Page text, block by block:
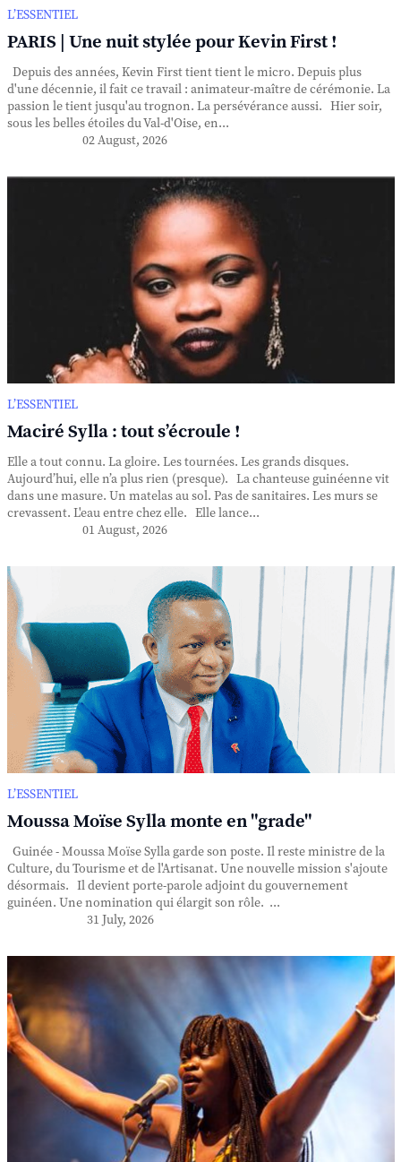
L’ESSENTIEL
PARIS | Une nuit stylée pour Kevin First !
Depuis des années, Kevin First tient tient le micro. Depuis plus
d'une décennie, il fait ce travail : animateur-maître de cérémonie. La
passion le tient jusqu'au trognon. La persévérance aussi. Hier soir,
sous les belles étoiles du Val-d'Oise, en...
02 August, 2026
L’ESSENTIEL
Maciré Sylla : tout s’écroule !
Elle a tout connu. La gloire. Les tournées. Les grands disques.
Aujourd’hui, elle n’a plus rien (presque). La chanteuse guinéenne vit
dans une masure. Un matelas au sol. Pas de sanitaires. Les murs se
crevassent. L'eau entre chez elle. Elle lance...
01 August, 2026
L’ESSENTIEL
Moussa Moïse Sylla monte en "grade"
Guinée - Moussa Moïse Sylla garde son poste. Il reste ministre de la
Culture, du Tourisme et de l'Artisanat. Une nouvelle mission s'ajoute
désormais. Il devient porte-parole adjoint du gouvernement
guinéen. Une nomination qui élargit son rôle. ...
31 July, 2026